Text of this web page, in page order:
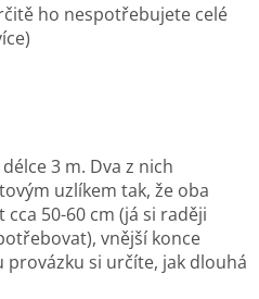
ho nespotřebujete celé
3 m. Dva z nich
uzlíkem tak, že oba
50-60 cm (já si raději
vnější konce
si určíte, jak dlouhá